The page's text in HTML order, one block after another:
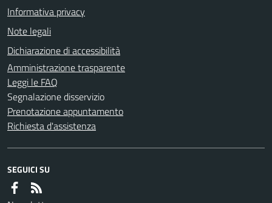
Informativa privacy
Note legali
Dichiarazione di accessibilità
Amministrazione trasparente
Leggi le FAQ
Segnalazione disservizio
Prenotazione appuntamento
Richiesta d'assistenza
SEGUICI SU